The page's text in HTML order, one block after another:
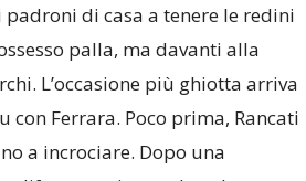
di casa a tenere le redini
palla, ma davanti alla
L’occasione più ghiotta arriva
con Ferrara. Poco prima, Rancati
a incrociare. Dopo una